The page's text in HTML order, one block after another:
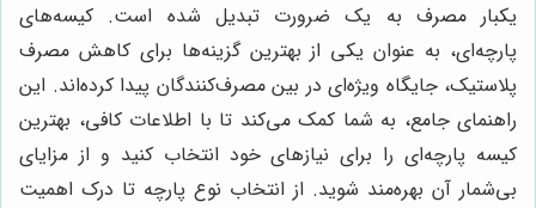
یکبار مصرف به یک ضرورت تبدیل شده است. کیسه‌های
پارچه‌ای، به عنوان یکی از بهترین گزینه‌ها برای کاهش مصرف
پلاستیک، جایگاه ویژه‌ای در بین مصرف‌کنندگان پیدا کرده‌اند. این
راهنمای جامع، به شما کمک می‌کند تا با اطلاعات کافی، بهترین
کیسه پارچه‌ای را برای نیازهای خود انتخاب کنید و از مزایای
بی‌شمار آن بهره‌مند شوید. از انتخاب نوع پارچه تا درک اهمیت